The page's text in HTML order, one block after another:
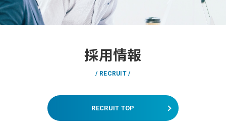
採用情報
RECRUIT
RECRUIT TOP